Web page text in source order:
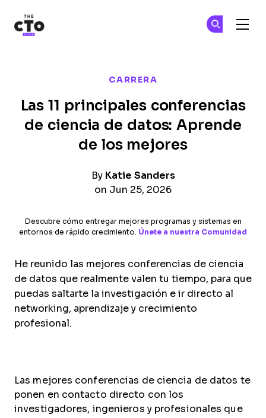
CARRERA
Las 11 principales conferencias
de ciencia de datos: Aprende
de los mejores
By Katie Sanders
on Jun 25, 2026
Descubre cómo entregar mejores programas y sistemas en
entornos de rápido crecimiento. Únete a nuestra Comunidad
He reunido las mejores conferencias de ciencia
de datos que realmente valen tu tiempo, para que
puedas saltarte la investigación e ir directo al
networking, aprendizaje y crecimiento
profesional.
Las mejores conferencias de ciencia de datos te
ponen en contacto directo con los
investigadores, ingenieros y profesionales que